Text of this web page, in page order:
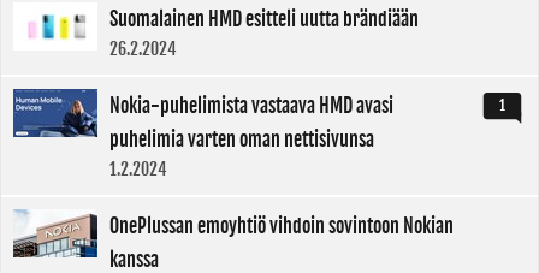
Suomalainen HMD esitteli uutta brändiään
26.2.2024
1
Nokia-puhelimista vastaava HMD avasi
puhelimia varten oman nettisivunsa
1.2.2024
OnePlussan emoyhtiö vihdoin sovintoon Nokian
kanssa